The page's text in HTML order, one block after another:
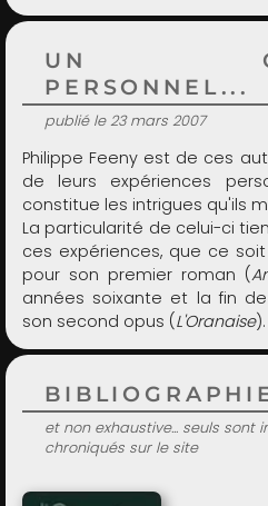
UN
PERSONNEL...
publié le 23 mars 2007
Philippe Feeny est de ces
de leurs expériences
constitue les intrigues qu'ils
La particularité de celui-ci
ces expériences, que ce
pour son premier roman (
années soixante et la fin
son second opus (L'Oranaise).
et non exhaustive... seuls sont
chroniqués sur le site